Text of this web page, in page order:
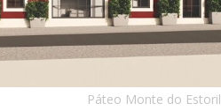
Páteo Monte do Estoril